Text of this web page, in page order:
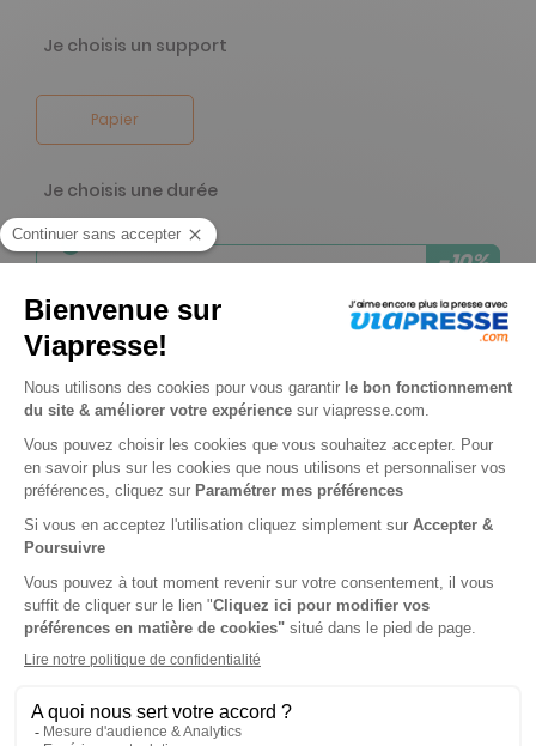
Je choisis un support
Papier
Je choisis une durée
-10%
Abonnement 1 an
4 n° • Papier Offre réservée aux professionnels
300€
Tarif France métropolitaine
Renouvellement à date d’anniversaire
-66%
Abonnement 1 an
4 n° • Papier Offre réservée aux particuliers
113€00
Tarif France métropolitaine
Renouvellement à date d’anniversaire
Abonnement 1 an
4 n° • Papier Offre réservée aux étudiants